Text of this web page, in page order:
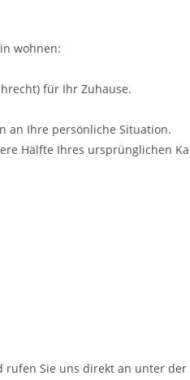
wohnen:
für Ihr Zuhause.
an Ihre persönliche Situation.
Hälfte Ihres ursprünglichen
Sie uns direkt an unter der